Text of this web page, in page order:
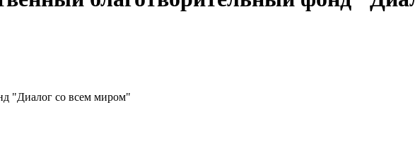
"Диалог со всем миром"